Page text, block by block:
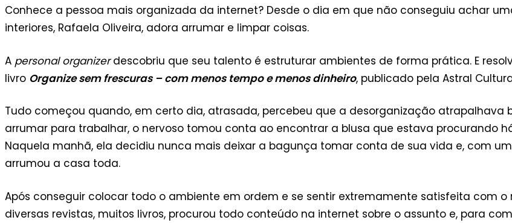
Conhece a pessoa mais organizada da internet? Desde o dia em que não conseguiu achar
interiores, Rafaela Oliveira, adora arrumar e limpar coisas.
A personal organizerdescobriu que seu talento é estruturar ambientes de forma prática. E
livro Organize sem frescuras – com menos tempo e menos dinheiro, publicado pela Astral
Tudo começou quando, em certo dia, atrasada, percebeu que a desorganização
arrumar para trabalhar, o nervoso tomou conta ao encontrar a blusa que estava procurando
Naquela manhã, ela decidiu nunca mais deixar a bagunça tomar conta de sua vida e, com
arrumou a casa toda.
Após conseguir colocar todo o ambiente em ordem e se sentir extremamente satisfeita com o
diversas revistas, muitos livros, procurou todo conteúdo na internet sobre o assunto e, para